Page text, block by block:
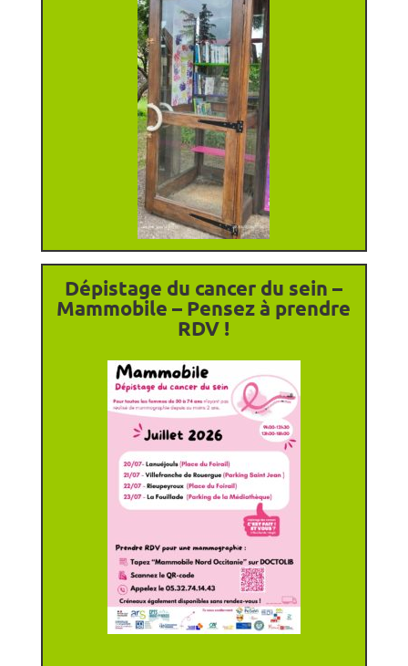
Dépistage du cancer du sein –
Mammobile – Pensez à prendre
RDV !